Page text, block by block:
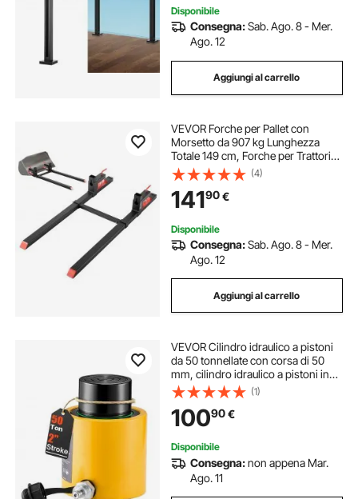
Disponibile
Consegna:Sab. Ago. 8 - Mer.
Ago. 12
Aggiungi al carrello
VEVOR Forche per Pallet con
Morsetto da 907 kg Lunghezza
Totale 149 cm, Forche per Trattori
per Impieghi Gravosi con Barra
Stabilizzatrice Regolabile per
Accessori per Trattori, Benna di
Carico
(4)
14190€
Disponibile
Consegna:Sab. Ago. 8 - Mer.
Ago. 12
Aggiungi al carrello
VEVOR Cilindro idraulico a pistoni
da 50 tonnellate con corsa di 50
mm, cilindro idraulico a pistoni in
metallo pieno a semplice effetto,
sollevamento rapido, per industria,
carrozzeria
(1)
10090€
Disponibile
Consegna:non appena Mar.
Ago. 11